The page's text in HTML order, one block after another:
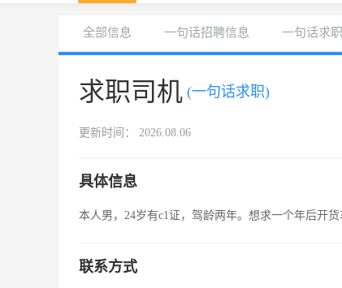
全部信息 一句话招聘信息 一句话求
求职司机 (一句话求职)
更新时间： 2026.08.06
具体信息
本人男，24岁有c1证，驾龄两年。想求一个年后开
联系方式